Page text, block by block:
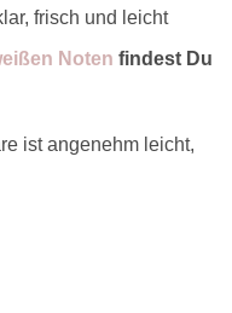
frisch und leicht
Noten findest Du
ist angenehm leicht,